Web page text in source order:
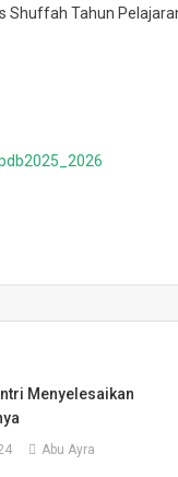
Shuffah Tahun
Menyelesaikan
Abu Ayra